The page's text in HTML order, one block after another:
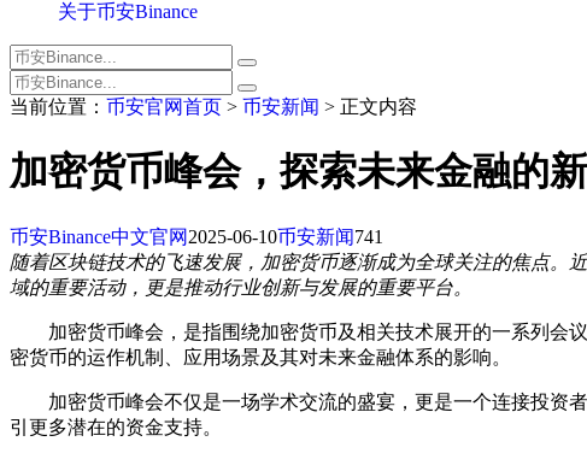
关于币安Binance
当前位置： 币安官网首页 > 币安新闻 > 正文内容
加密货币峰会，探索未来金融的
币安Binance中文官网 2025-06-10币安新闻741
随着区块链技术的飞速发展，加密货币逐渐成为全球关注的焦点。
域的重要活动，更是推动行业创新与发展的重要平台。
加密货币峰会，是指围绕加密货币及相关技术展开的一系列会
密货币的运作机制、应用场景及其对未来金融体系的影响。
加密货币峰会不仅是一场学术交流的盛宴，更是一个连接投资
引更多潜在的资金支持。